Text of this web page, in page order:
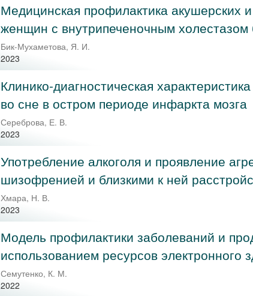
Медицинская профилактика акушерских
женщин с внутрипеченочным
Бик-Мухаметова, Я. И.
2023
Клинико-диагностическая
во сне в остром периоде инфаркта мозга
Сереброва, Е. В.
2023
Употребление алкоголя и проявление
шизофренией и близкими к ней
Хмара, Н. В.
2023
Модель профилактики заболеваний и
использованием ресурсов электронного
Семутенко, К. М.
2022